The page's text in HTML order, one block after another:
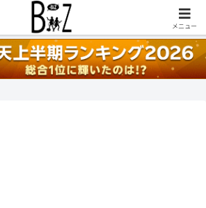
Zepp』『enⅣ』セトリ一覧はこちら
メニュー